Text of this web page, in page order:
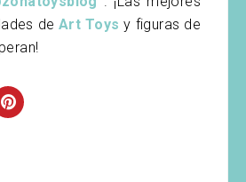
deArt Toys y figuras de